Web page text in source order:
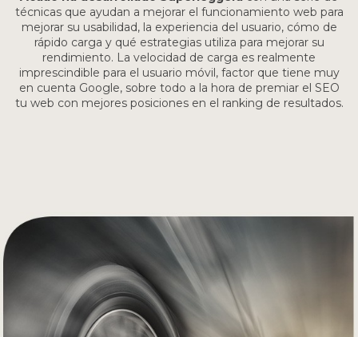
técnicas que ayudan a mejorar el funcionamiento web para
mejorar su usabilidad, la experiencia del usuario, cómo de
rápido carga y qué estrategias utiliza para mejorar su
rendimiento. La velocidad de carga es realmente
imprescindible para el usuario móvil, factor que tiene muy
en cuenta Google, sobre todo a la hora de premiar el SEO
tu web con mejores posiciones en el ranking de resultados.